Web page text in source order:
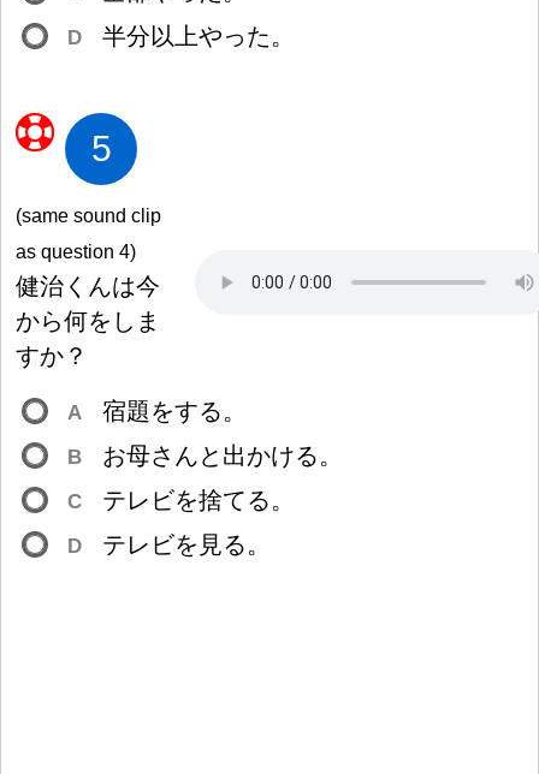
D 半分以 上やった。
5
(same sound clip
as question 4)
健治 くんは今
から何をしま
すか ？
A 宿題をする。
B お母さんと 出かける。
C テレビを捨てる。
D テレビを 見る。